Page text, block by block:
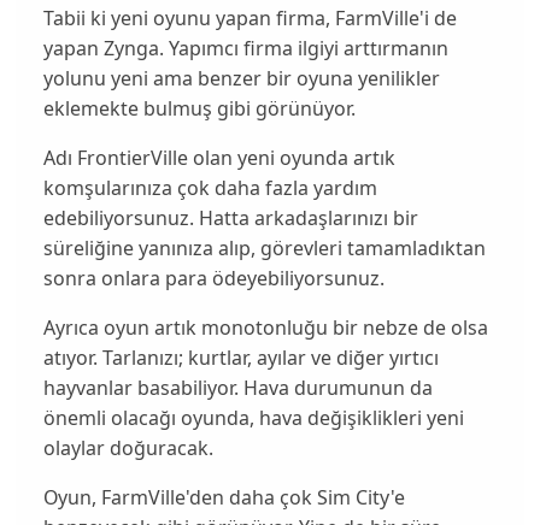
Tabii ki yeni oyunu yapan firma, FarmVille'i de
yapan Zynga. Yapımcı firma ilgiyi arttırmanın
yolunu yeni ama benzer bir oyuna yenilikler
eklemekte bulmuş gibi görünüyor.
Adı FrontierVille olan yeni oyunda artık
komşularınıza çok daha fazla yardım
edebiliyorsunuz. Hatta arkadaşlarınızı bir
süreliğine yanınıza alıp, görevleri tamamladıktan
sonra onlara para ödeyebiliyorsunuz.
Ayrıca oyun artık monotonluğu bir nebze de olsa
atıyor. Tarlanızı; kurtlar, ayılar ve diğeryırtıcı
hayvanlar basabiliyor. Hava durumunun da
önemli olacağı oyunda, hava değişiklikleri yeni
olaylar doğuracak.
Oyun, FarmVille'den daha çok Sim City'e